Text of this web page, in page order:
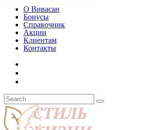
О Вивасан
Бонусы
Справочник
Акции
Клиентам
Контакты